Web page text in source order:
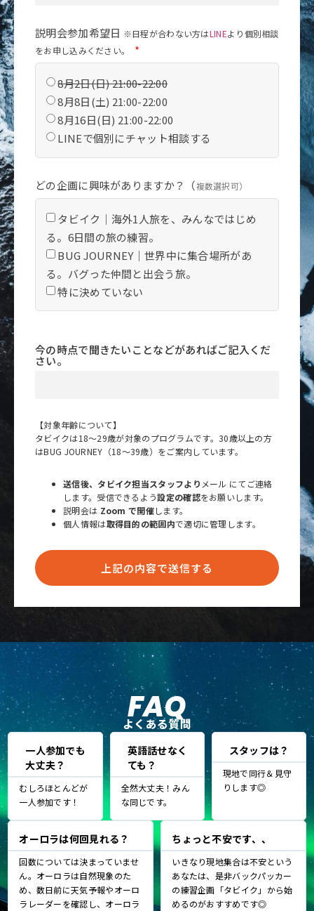
説明会参加希望日 ※日程が合わない方はLINEより個別相談
をお申し込みください。
8月2日(日) 21:00-22:00
8月8日(土) 21:00-22:00
8月16日(日) 21:00-22:00
LINEで個別にチャット相談する
どの企画に興味がありますか？（複数選択可）
タビイク｜海外1人旅を、みんなではじめ
る。6日間の旅の練習。
BUG JOURNEY｜世界中に集合場所があ
る。バグった仲間と出会う旅。
特に決めていない
今の時点で聞きたいことなどがあればご記入くだ
さい。
【対象年齢について】
タビイクは18〜29歳が対象のプログラムです。30歳以上の方
はBUG JOURNEY（18〜39歳）をご案内しています。
送信後、タビイク担当スタッフよりメール にてご連絡
します。受信できるよう設定の確認をお願いします。
説明会は Zoom で開催します。
個人情報は取得目的の範囲内で適切に管理します。
上記の内容で送信する
FAQ
よくある質問
一人参加でも
大丈夫？
むしろほとんどが
一人参加です！
英語話せなく
ても？
全然大丈夫！みん
な同じです。
スタッフは？
現地で同行＆見守
りします◎
オーロラは何回見れる？
回数については決まっていませ
ん。オーロラは自然現象のた
め、数日前に天気予報やオーロ
ラレーダーを確認し、オーロラ
ちょっと不安です、、
いきなり現地集合は不安という
あなたは、是非バックパッカー
の練習企画「タビイク」から始
めるのがおすすめです◎